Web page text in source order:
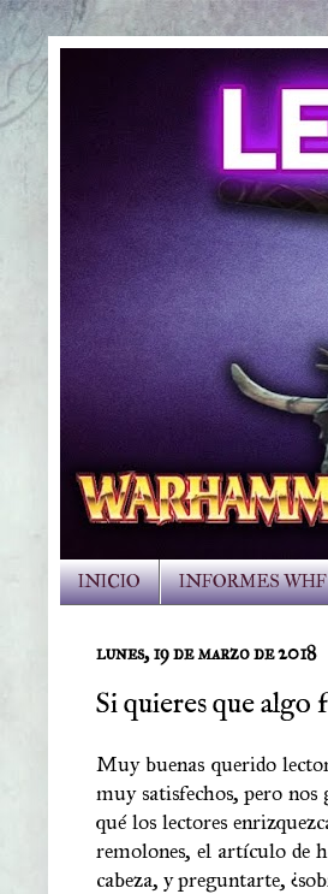
INICIO INFORMES WHF
lunes, 19 de marzo de 2018
Si quieres que algo
Muy buenas querido
muy satisfechos, pero
qué los lectores
remolones, el artículo de
cabeza, y preguntarte,